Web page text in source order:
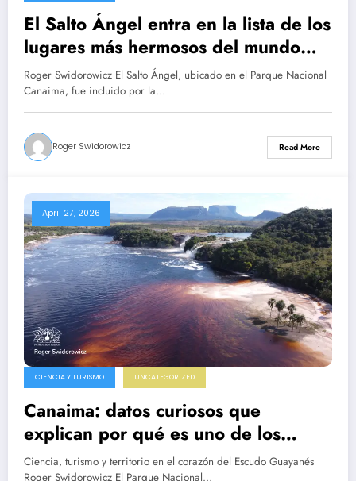
El Salto Ángel entra en la lista de los
lugares más hermosos del mundo
según Condé Nast Traveler
Roger Swidorowicz El Salto Ángel, ubicado en el Parque Nacional
Canaima, fue incluido por la…
Roger Swidorowicz Read More
April 27, 2026
CIENCIA Y TURISMO UNCATEGORIZED
Canaima: datos curiosos que
explican por qué es uno de los
destinos más fascinantes del planeta
Ciencia, turismo y territorio en el corazón del Escudo Guayanés
Roger Swidorowicz El Parque Nacional…